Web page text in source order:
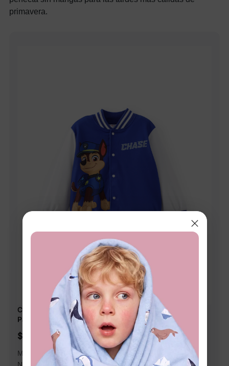
primavera.
Chaqueta bomber azul con estampado de Chase de la
Patrulla Canina para niño pequeño
$26.99
Mercancía de PAW Patrol con licencia oficial de